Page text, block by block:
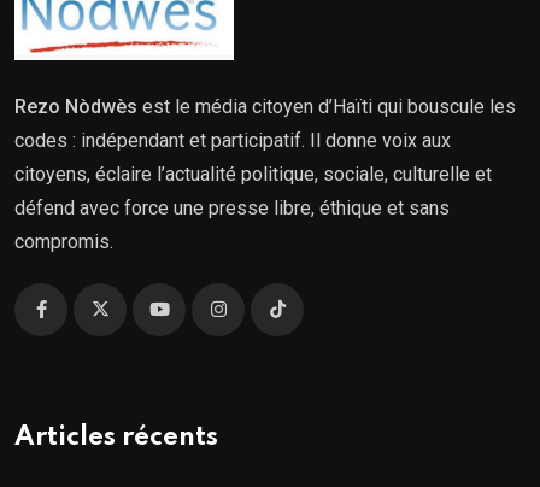
Rezo Nòdwès est le média citoyen d’Haïti qui bouscule les
codes : indépendant et participatif. Il donne voix aux
citoyens, éclaire l’actualité politique, sociale, culturelle et
défend avec force une presse libre, éthique et sans
compromis.
Articles récents